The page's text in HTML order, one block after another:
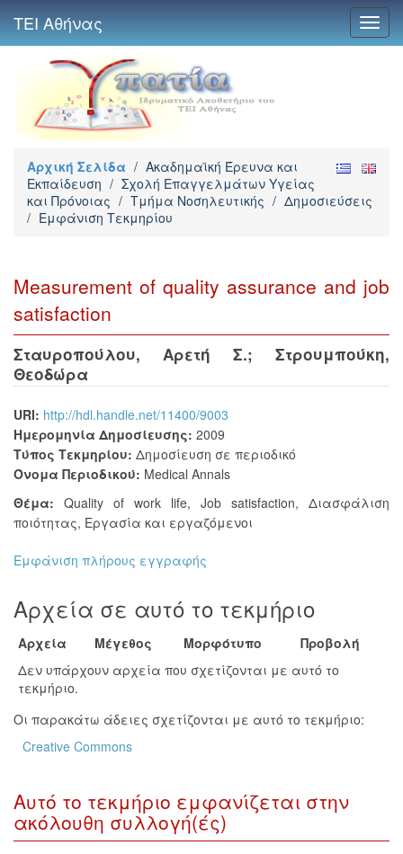
ΤΕΙ Αθήνας
Αρχική Σελίδα / Ακαδημαϊκή Έρευνα και
Εκπαίδευση / Σχολή Επαγγελμάτων Υγείας
και Πρόνοιας / Τμήμα Νοσηλευτικής / Δημοσιεύσεις
/ Εμφάνιση Τεκμηρίου
Measurement of quality assurance and job
satisfaction
Σταυροπούλου, Αρετή Σ.; Στρουμπούκη,
Θεοδώρα
URI: http://hdl.handle.net/11400/9003
Ημερομηνία Δημοσίευσης: 2009
Τύπος Τεκμηρίου: Δημοσίευση σε περιοδικό
Όνομα Περιοδικού: Medical Annals
Θέμα: Quality of work life, Job satisfaction, Διασφάλιση
ποιότητας, Εργασία και εργαζόμενοι
Εμφάνιση πλήρους εγγραφής
Αρχεία σε αυτό το τεκμήριο
Αρχεία Μέγεθος Μορφότυπο
Προβολή
Δεν υπάρχουν αρχεία που σχετίζονται με αυτό το
τεκμήριο.
Οι παρακάτω άδειες σχετίζονται με αυτό το τεκμήριο:
Creative Commons
Αυτό το τεκμήριο εμφανίζεται στην
ακόλουθη συλλογή(ές)